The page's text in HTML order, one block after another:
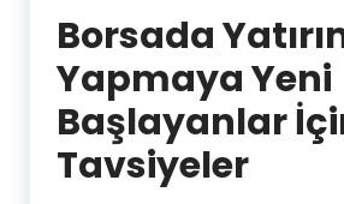
Borsada
Yapmaya Yeni
Başlayanlar
Tavsiyeler